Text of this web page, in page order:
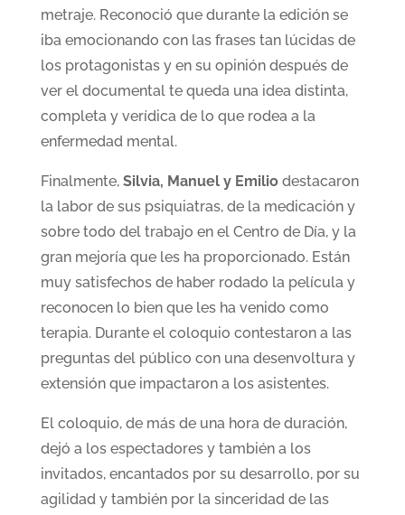
metraje. Reconoció que durante la edición se
iba emocionando con las frases tan lúcidas de
los protagonistas y en su opinión después de
ver el documental te queda una idea distinta,
completa y verídica de lo que rodea a la
enfermedad mental.
Finalmente, Silvia, Manuel y Emiliodestacaron
la labor de sus psiquiatras, de la medicación y
sobre todo del trabajo en el Centro de Día, y la
gran mejoría que les ha proporcionado. Están
muy satisfechos de haber rodado la película y
reconocen lo bien que les ha venido como
terapia. Durante el coloquio contestaron a las
preguntas del público con una desenvoltura y
extensión que impactaron a los asistentes.
El coloquio, de más de una hora de duración,
dejó a los espectadores y también a los
invitados, encantados por su desarrollo, por su
agilidad y también por la sinceridad de las